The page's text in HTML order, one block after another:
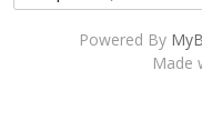
Powered By
Made